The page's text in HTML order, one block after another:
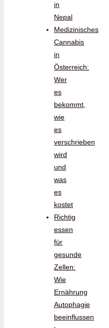
in
Nepal
Medizinisches
Cannabis
in
Österreich:
Wer
es
bekommt,
wie
es
verschrieben
wird
und
was
es
kostet
Richtig
essen
für
gesunde
Zellen:
Wie
Ernährung
Autophagie
beeinflussen